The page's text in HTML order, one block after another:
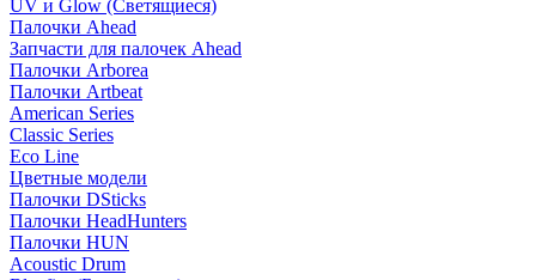
UV и Glow (Светящиеся)
Палочки Ahead
Запчасти для палочек Ahead
Палочки Arborea
Палочки Artbeat
American Series
Classic Series
Eco Line
Цветные модели
Палочки DSticks
Палочки HeadHunters
Палочки HUN
Acoustic Drum